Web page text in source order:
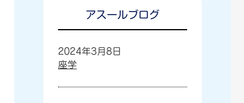
アスールブログ
2024年3月8日
座学